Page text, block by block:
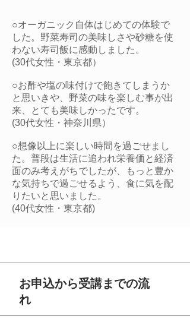
○オーガニック自体はじめての体験で
した。野菜寿司の美味しさや砂糖を使
わない寿司飯に感動しました。
(30代女性・東京都）
○お酢や塩の味付けで飽きてしまうか
と思いきや、野菜の味を楽しむ事が出
来、とても美味しかったです。
(30代女性・神奈川県）
​○想像以上に楽しい時間を過ごせまし
た。普段は生活に追われ栄養価と経済
面のみ考えがちでしたが、もっと豊か
な気持ちで過ごせるよう、食に気を配
りたいと思いました。
​(40代女性・東京都)
​お申込から受講までの流
れ